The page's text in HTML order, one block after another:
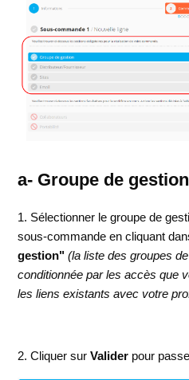
a- Groupe de gestion
1. Sélectionner le groupe de
sous-commande en cliquant
gestion"(la liste des groupes
conditionnée par les accès que
les liens existants avec votre
2. Cliquer surValider pour